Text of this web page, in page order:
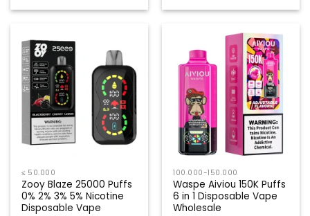
≤ 50.000
Zooy Blaze 25000 Puffs
0% 2% 3% 5% Nicotine
Disposable Vape
100.000-150.000
Waspe Aiviou 150K Puffs
6 in 1 Disposable Vape
Wholesale